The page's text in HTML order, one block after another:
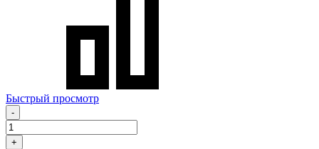
Быстрый просмотр
-
+